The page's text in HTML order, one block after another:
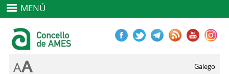
MENÚ
Galego